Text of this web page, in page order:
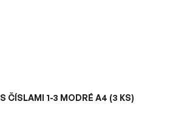
ČÍSLAMI 1-3 MODRÉ A4 (3 KS)